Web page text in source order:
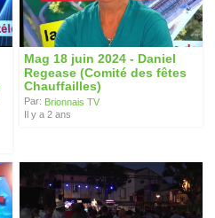
Mag 18 juin 2024 - Daniel
Regease (Comité des fêtes
Chauffailles)
Par: Brionnais TV
Il y a 2 ans